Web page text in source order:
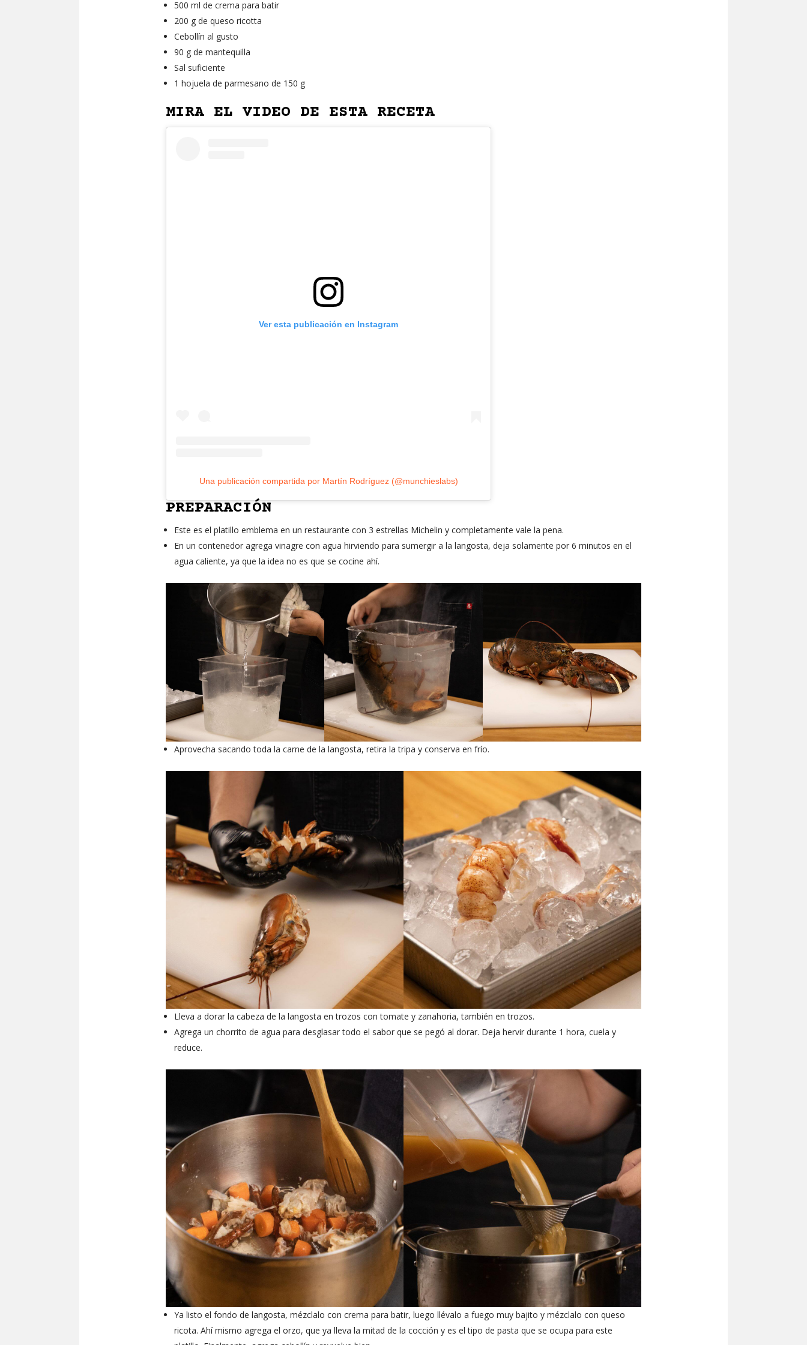
500 ml de crema para batir
200 g de queso ricotta
Cebollín al gusto
90 g de mantequilla
Sal suficiente
1 hojuela de parmesano de 150 g
MIRA EL VIDEO DE ESTA RECETA
Ver esta publicación en Instagram
Una publicación compartida por Martín Rodríguez (@munchieslabs)
PREPARACIÓN
Este es el platillo emblema en un restaurante con 3 estrellas Michelin y completamente vale la pena.
En un contenedor agrega vinagre con agua hirviendo para sumergir a la langosta, deja solamente por 6 minutos en el
agua caliente, ya que la idea no es que se cocine ahí.
Aprovecha sacando toda la carne de la langosta, retira la tripa y conserva en frío.
Lleva a dorar la cabeza de la langosta en trozos con tomate y zanahoria, también en trozos.
Agrega un chorrito de agua para desglasar todo el sabor que se pegó al dorar. Deja hervir durante 1 hora, cuela y
reduce.
Ya listo el fondo de langosta, mézclalo con crema para batir, luego llévalo a fuego muy bajito y mézclalo con queso
ricota. Ahí mismo agrega el orzo, que ya lleva la mitad de la cocción y es el tipo de pasta que se ocupa para este